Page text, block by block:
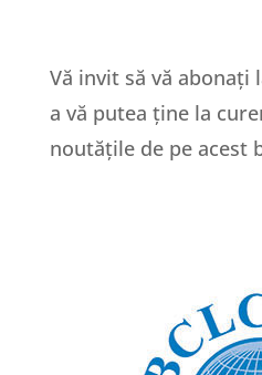
Vă invit să vă abonați
a vă putea ține la
noutățile de pe acest